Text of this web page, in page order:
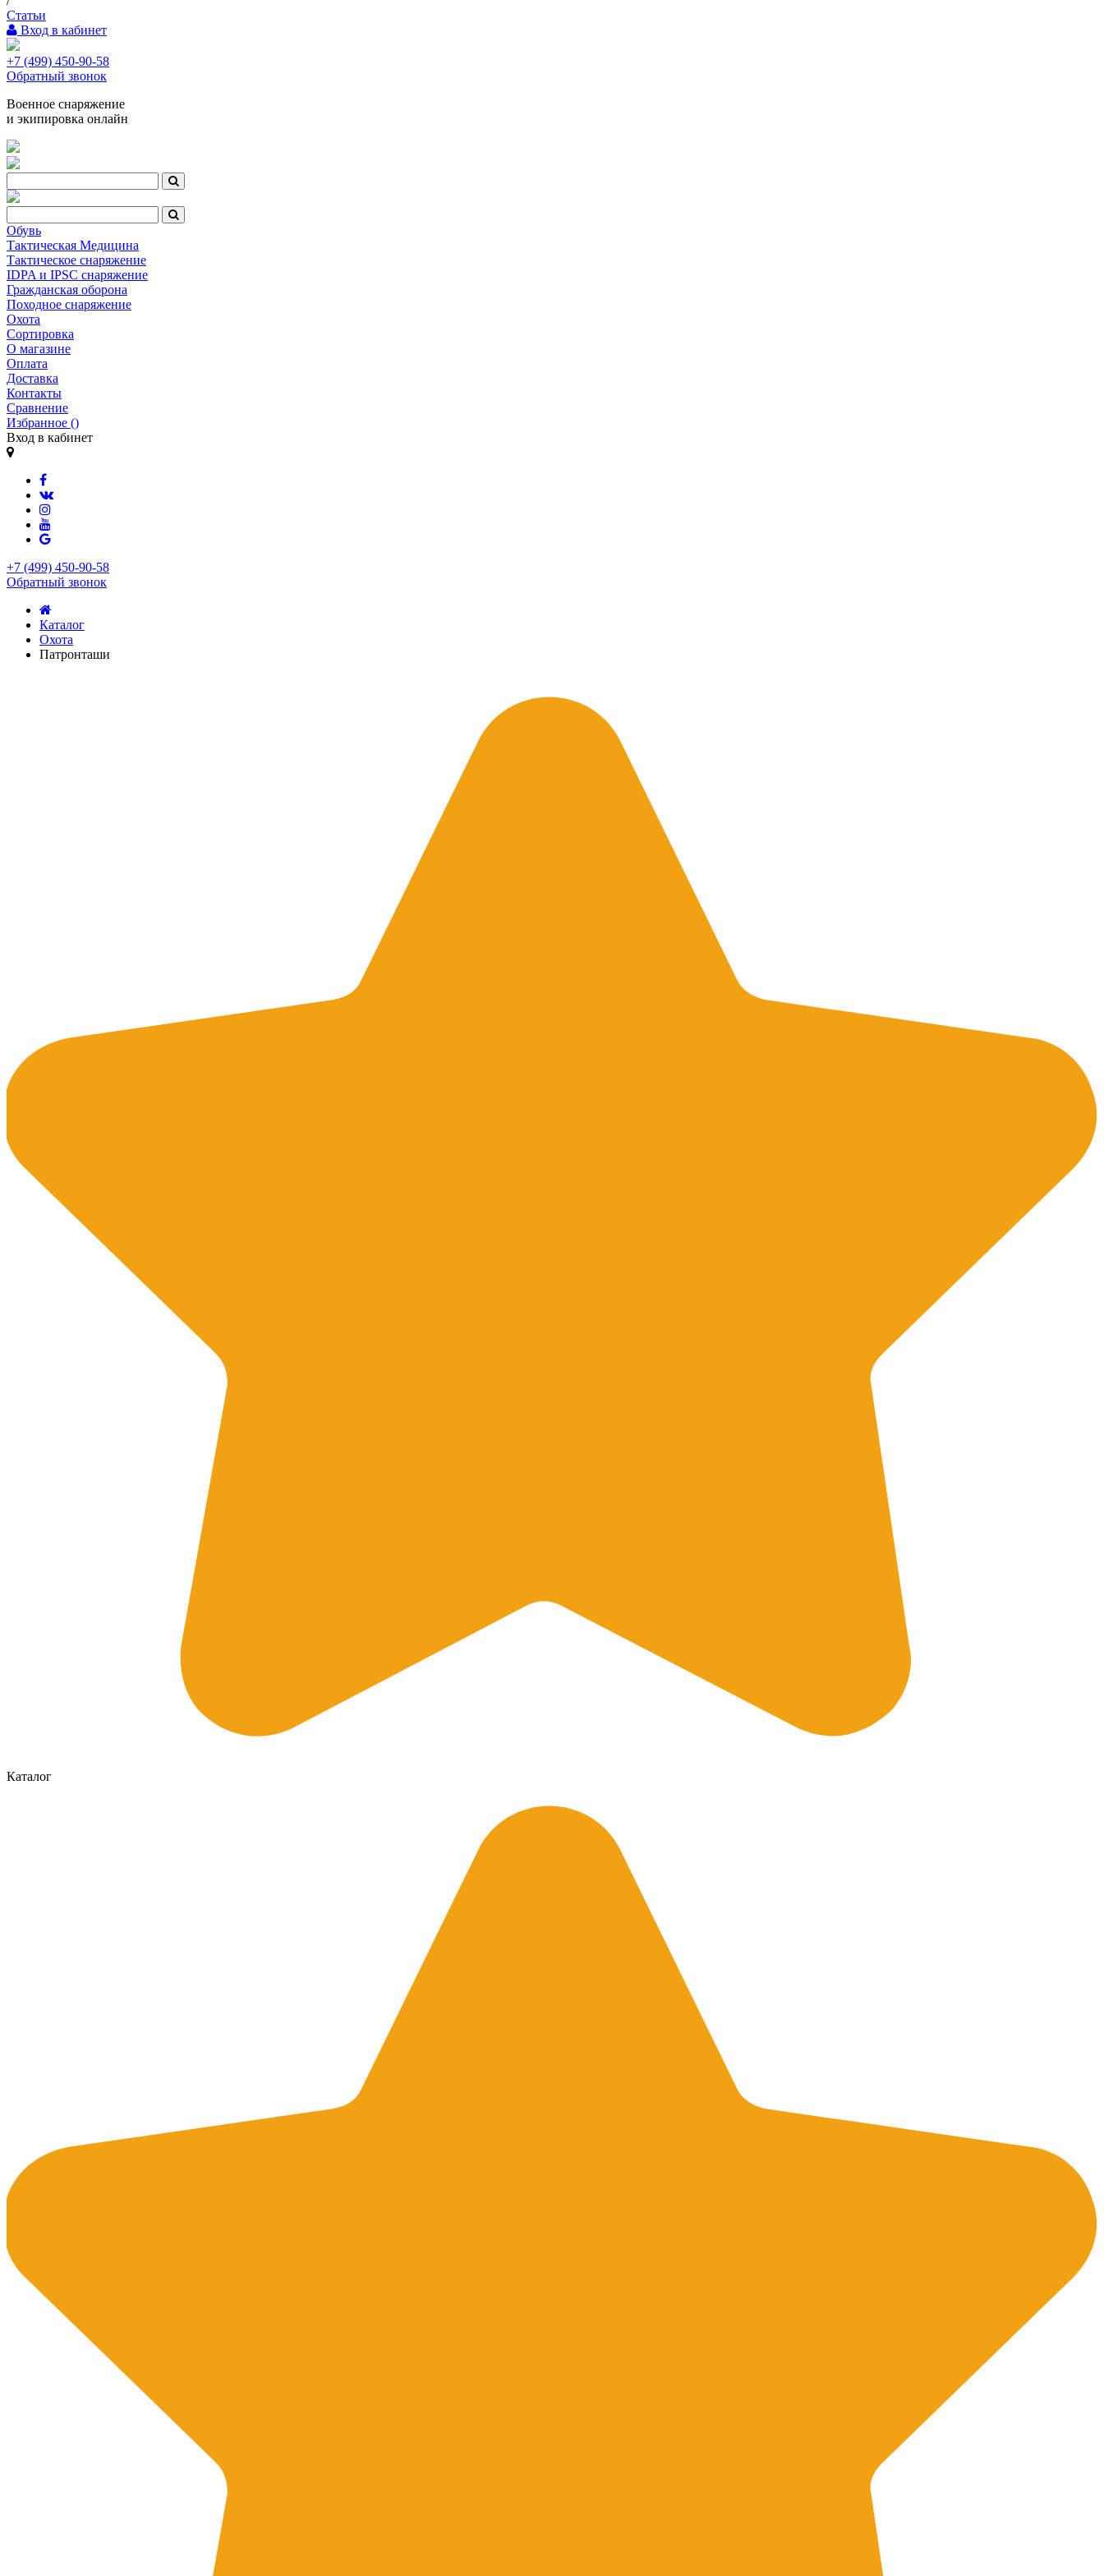
Статьи
Вход в кабинет
+7 (499) 450-90-58
Обратный звонок
Военное снаряжение
и экипировка онлайн
Обувь
Тактическая Медицина
Тактическое снаряжение
IDPA и IPSC снаряжение
Гражданская оборона
Походное снаряжение
Охота
Сортировка
О магазине
Оплата
Доставка
Контакты
Сравнение
Избранное ()
Вход в кабинет
+7 (499) 450-90-58
Обратный звонок
Каталог
Охота
Патронташи
Каталог